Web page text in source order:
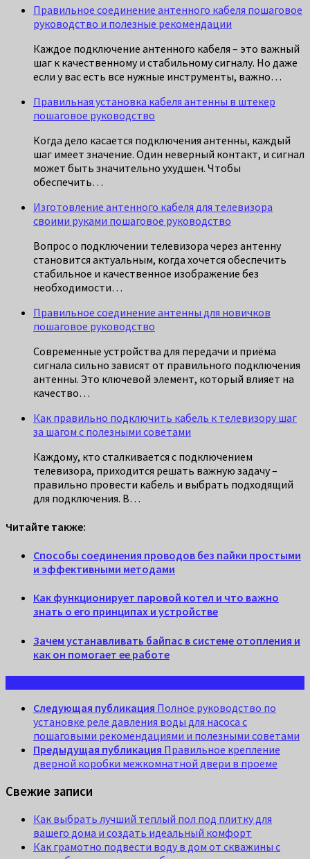
Правильное соединение антенного кабеля пошаговое
руководство и полезные рекомендации
Каждое подключение антенного кабеля – это важный
шаг к качественному и стабильному сигналу. Но даже
если у вас есть все нужные инструменты, важно…
Правильная установка кабеля антенны в штекер
пошаговое руководство
Когда дело касается подключения антенны, каждый
шаг имеет значение. Один неверный контакт, и сигнал
может быть значительно ухудшен. Чтобы
обеспечить…
Изготовление антенного кабеля для телевизора
своими руками пошаговое руководство
Вопрос о подключении телевизора через антенну
становится актуальным, когда хочется обеспечить
стабильное и качественное изображение без
необходимости…
Правильное соединение антенны для новичков
пошаговое руководство
Современные устройства для передачи и приёма
сигнала сильно зависят от правильного подключения
антенны. Это ключевой элемент, который влияет на
качество…
Как правильно подключить кабель к телевизору шаг
за шагом с полезными советами
Каждому, кто сталкивается с подключением
телевизора, приходится решать важную задачу –
правильно провести кабель и выбрать подходящий
для подключения. В…
Читайте также:
Способы соединения проводов без пайки простыми
и эффективными методами
Как функционирует паровой котел и что важно
знать о его принципах и устройстве
Зачем устанавливать байпас в системе отопления и
как он помогает ее работе
Следующая публикация Полное руководство по
установке реле давления воды для насоса с
пошаговыми рекомендациями и полезными советами
Предыдущая публикация Правильное крепление
дверной коробки межкомнатной двери в проеме
Свежие записи
Как выбрать лучший теплый пол под плитку для
вашего дома и создать идеальный комфорт
Как грамотно подвести воду в дом от скважины с